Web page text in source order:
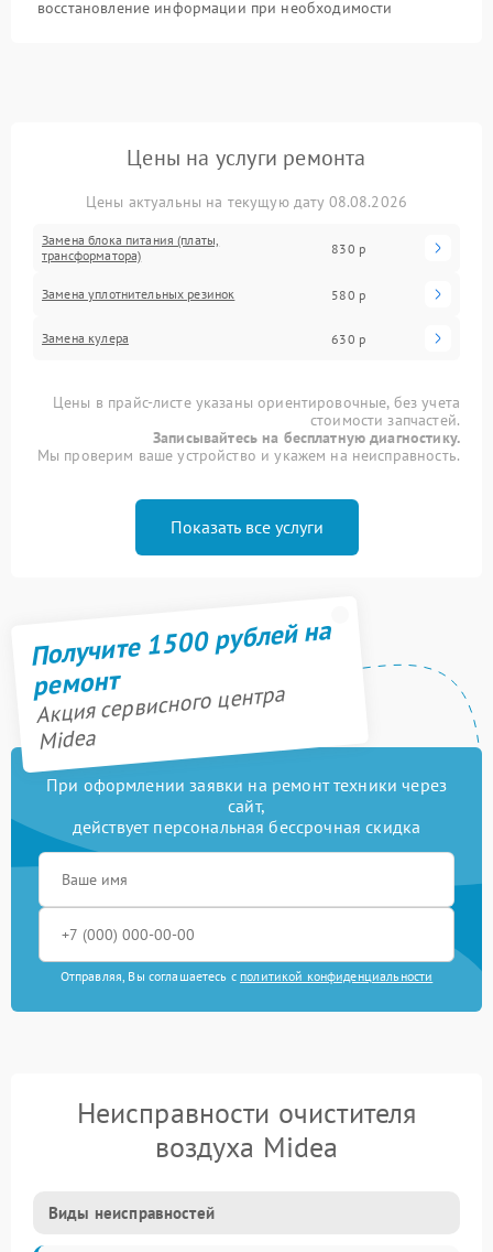
восстановление информации при необходимости
Цены на услуги ремонта
Цены актуальны на текущую дату 08.08.2026
Замена блока питания (платы,
трансформатора)
830 р
Замена уплотнительных резинок 580 р
Замена кулера 630 р
Цены в прайс-листе указаны ориентировочные, без учета
стоимости запчастей.
Записывайтесь на бесплатную диагностику.
Мы проверим ваше устройство и укажем на неисправность.
Показать все услуги
Получите 1500 рублей на
ремонт
Акция сервисного центра
Midea
При оформлении заявки на ремонт техники через
сайт,
действует персональная бессрочная скидка
Отправляя, Вы соглашаетесь с политикой конфиденциальности
Неисправности очистителя
воздуха Midea
Виды неисправностей